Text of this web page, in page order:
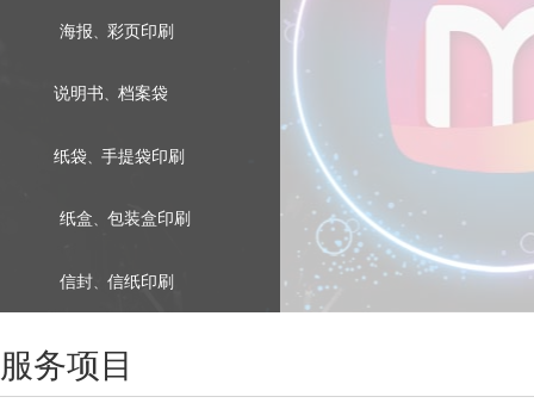
海报 彩页印刷
说明书、 档案袋
纸袋 手提袋印刷
纸盒、 包装盒印刷
信封 信纸印刷
服务项目